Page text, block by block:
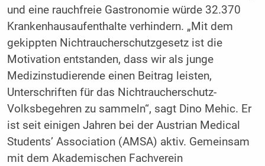
und eine rauchfreie Gastronomie würde 32.370
Krankenhausaufenthalte verhindern. „Mit dem
gekippten Nichtraucherschutzgesetz ist die
Motivation entstanden, dass wir als junge
Medizinstudierende einen Beitrag leisten,
Unterschriften für das Nichtraucherschutz-
Volksbegehren zu sammeln“, sagt Dino Mehic. Er
ist seit einigen Jahren bei der Austrian Medical
Students’ Association (AMSA) aktiv. Gemeinsam
mit dem Akademischen Fachverein